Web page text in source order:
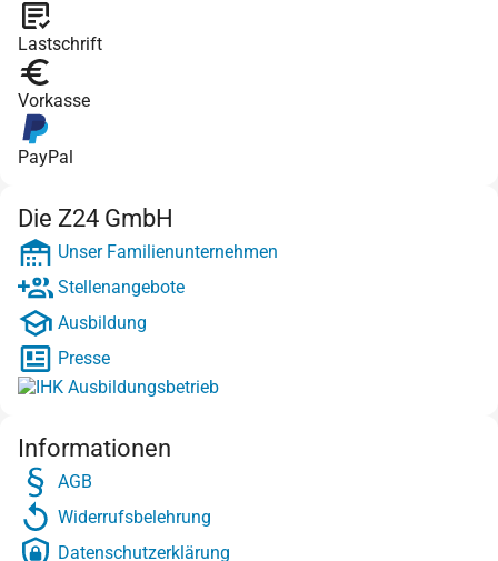
Lastschrift
Vorkasse
PayPal
Die Z24 GmbH
Unser Familienunternehmen
Stellenangebote
Ausbildung
Presse
Informationen
AGB
Widerrufsbelehrung
Datenschutzerklärung